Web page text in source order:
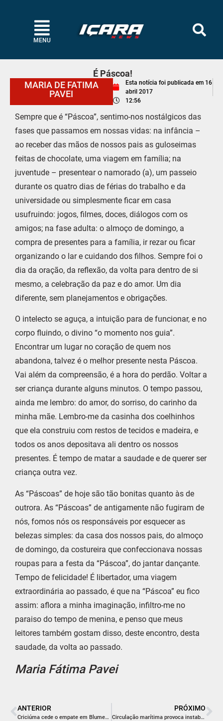
MENU
É Páscoa!
MARIA DE FATIMA
PAVEI
Esta notícia foi publicada em 16
abril 2017
12:56
Sempre que é “Páscoa”, sentimo-nos nostálgicos das
fases que passamos em nossas vidas: na infância –
ao receber das mãos de nossos pais as guloseimas
feitas de chocolate, uma viagem em família; na
juventude – presentear o namorado (a), um passeio
durante os quatro dias de férias do trabalho e da
universidade ou simplesmente ficar em casa
usufruindo: jogos, filmes, doces, diálogos com os
amigos; na fase adulta: o almoço de domingo, a
compra de presentes para a família, ir rezar ou ficar
organizando o lar e cuidando dos filhos. Sempre foi o
dia da oração, da reflexão, da volta para dentro de si
mesmo, a celebração da paz e do amor. Um dia
diferente, sem planejamentos e obrigações.
O intelecto se aguça, a intuição para de funcionar, e no
corpo fluindo, o divino “o momento nos guia”.
Encontrar um lugar no coração de quem nos
abandona, talvez é o melhor presente nesta Páscoa.
Vai além da compreensão, é a hora do perdão. Voltar a
ser criança durante alguns minutos. O tempo passou,
ainda me lembro: do amor, do sorriso, do carinho da
minha mãe. Lembro-me da casinha dos coelhinhos
que ela construiu com restos de tecidos e madeira, e
todos os anos depositava ali dentro os nossos
presentes. É tempo de matar a saudade e de querer ser
criança outra vez.
As “Páscoas” de hoje são tão bonitas quanto às de
outrora. As “Páscoas” de antigamente não fugiram de
nós, fomos nós os responsáveis por esquecer as
belezas simples: da casa dos nossos pais, do almoço
de domingo, da costureira que confeccionava nossas
roupas para a festa da “Páscoa”, do jantar dançante.
Tempo de felicidade! É libertador, uma viagem
extraordinária ao passado, é que na “Páscoa” eu fico
assim: aflora a minha imaginação, infiltro-me no
paraiso do tempo de menina, e penso que meus
leitores também gostam disso, deste encontro, desta
saudade, da volta ao passado.
Maria Fátima Pavei
ANTERIOR
Criciúma cede o empate em Blumenau
PRÓXIMO
Circulação marítima provoca instabilidade